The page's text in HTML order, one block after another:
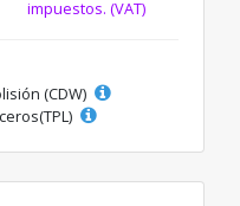
impuestos. (VAT)
(CDW)